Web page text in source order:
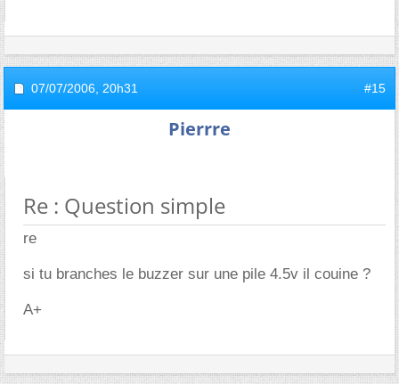
07/07/2006, 20h31 #15
Pierrre
Re : Question simple
re
si tu branches le buzzer sur une pile 4.5v il couine ?
A+